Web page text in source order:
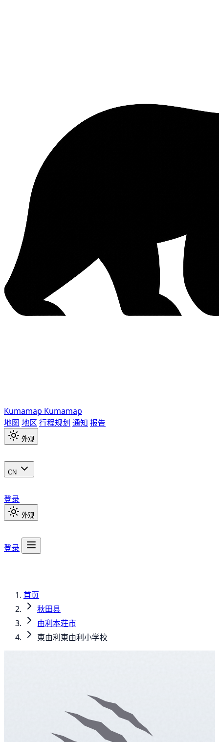
Kumamap Kumamap
地图 地区 行程规划 通知 报告
外观
CN
登录
外观
登录
首页
秋田县
由利本荘市
東由利東由利小学校